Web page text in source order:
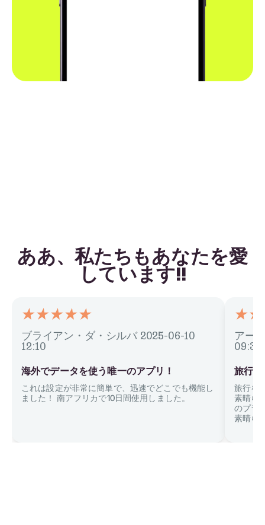
ああ、私たちもあなたを愛
しています!!
ブライアン・ダ・シルバ 2025-06-10
12:10
海外でデータを使う唯一のアプリ！
これは設定が非常に簡単で、迅速でどこでも機能し
ました！ 南アフリカで10日間使用しました。
アー
09:31
旅行
旅行を
素晴ら
のプラ
素晴ら